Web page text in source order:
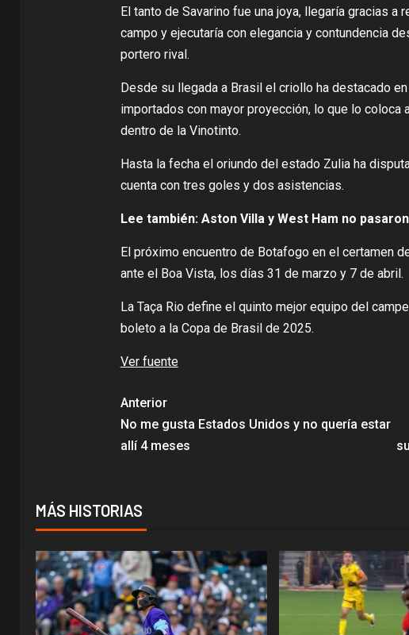
El tanto de Savarino fue una joya, llegaría gracias a
campo y ejecutaría con elegancia y contundencia
portero rival.
Desde su llegada a Brasil el criollo ha destacado
importados con mayor proyección, lo que lo
dentro de la Vinotinto.
Hasta la fecha el oriundo del estado Zulia ha
cuenta con tres goles y dos asistencias.
Lee también: Aston Villa y West Ham no
El próximo encuentro de Botafogo en el certamen
ante el Boa Vista, los días 31 de marzo y 7 de abril.
La Taça Rio define el quinto mejor equipo del
boleto a la Copa de Brasil de 2025.
Ver fuente
Anterior
No me gusta Estados Unidos y no quería estar
allí 4 meses
MÁS HISTORIAS